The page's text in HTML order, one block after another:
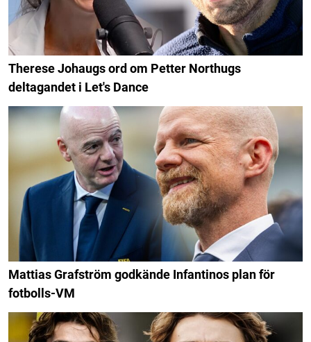
Therese Johaugs ord om Petter Northugs
deltagandet i Let's Dance
Mattias Grafström godkände Infantinos plan för
fotbolls-VM